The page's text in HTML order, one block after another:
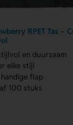
RPET Tas –
en duurzaam
elke stijl
flap
100 stuks